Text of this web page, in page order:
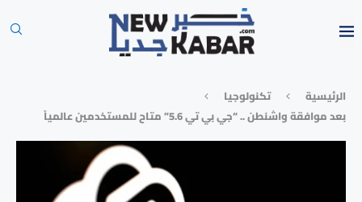
الرئيسية
تكنولوجيا
بعد موافقة واشنطن .. “جي بي تي 5.6” متاح للمستخدمين عالمياً